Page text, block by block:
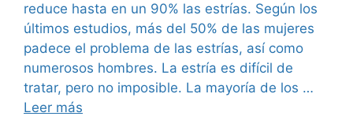
reduce hasta en un 90% las estrías. Según los
últimos estudios, más del 50% de las mujeres
padece el problema de las estrías, así como
numerosos hombres. La estría es difícil de
tratar, pero no imposible. La mayoría de los …
Leer más